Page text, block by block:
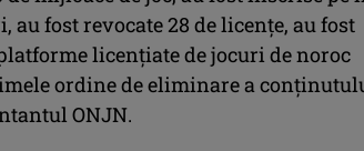
au fost revocate 28 de licenţe, au fost
licenţiate de jocuri de noroc
ordine de eliminare a
ONJN.